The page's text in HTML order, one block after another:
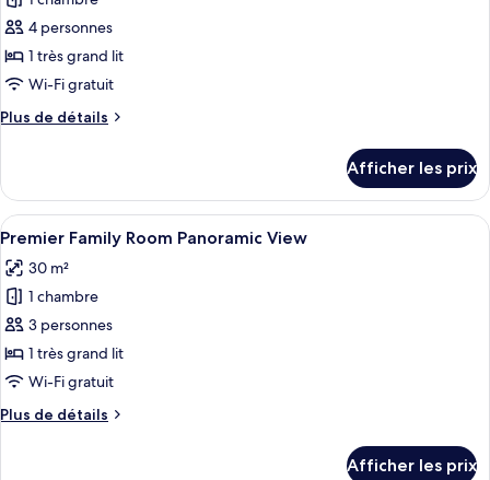
pour
ce
type
chambre :
Room
(2+2)
4 personnes
1 très grand lit
Wi-Fi gratuit
Plus de détails
Plus
Premier
Family
Room
Afficher les prix
Afficher
toutes
les
photos
pour
ce
type
chambre :
Une chambre d’hôtel avec un lit, un
4
Premier Family Room Panoramic View
30 m²
1 chambre
3 personnes
1 très grand lit
Wi-Fi gratuit
Plus de détails
Plus
Afficher les prix